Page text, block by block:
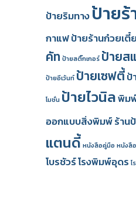
ป้ายริมทางป้ายร้
กาแฟป้ายร้านก๋วยเตี๋
คัท ป้ายสติ๊กเกอร์ ป้ายส
ป้ายอีเว้นท์ ป้ายเซฟตี้ป้
โมชั่น ป้ายไวนิลพิม
ออกแบบสิ่งพิมพ์ร้าน
แตนดี้ หนังสือคู่มือ หนังสื
โบรชัวร์โรงพิมพ์อุดร โ